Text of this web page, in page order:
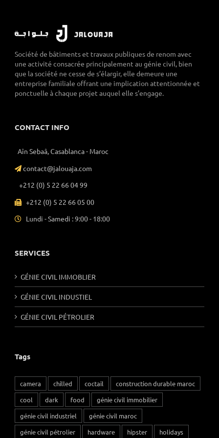
Société de bâtiments et travaux publiques de renom avec
une activité consacrée principalement au génie civil, bien
que la société ne cesse de s’élargir, elle demeure une
entreprise familiale offrant une implication attentionnée et
ponctuelle à chaque projet auquel elle s’engage.
CONTACT INFO
Aîn Sebaâ, Casablanca - Maroc
contact@jalouaja.com
+212 (0) 5 22 66 04 99
+212 (0) 5 22 66 05 00
Lundi - Samedi : 9:00 - 18:00
SERVICES
GÉNIE CIVIL IMMOBLIER
GÉNIE CIVIL INDUSTIEL
GÉNIE CIVIL PÉTROLIER
Tags
camera chilled coctail
construction durable maroc
cool
dark food
génie civil immobilier
génie civil industriel
génie civil maroc
génie civil pétrolier
hardware hipster holidays